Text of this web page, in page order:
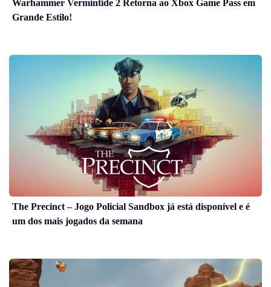
Warhammer Vermintide 2 Retorna ao Xbox Game Pass em
Grande Estilo!
The Precinct – Jogo Policial Sandbox já está disponível e é
um dos mais jogados da semana